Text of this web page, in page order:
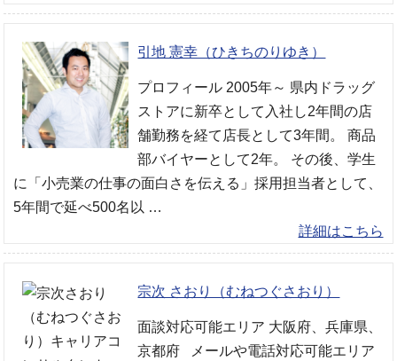
引地 憲幸（ひきちのりゆき）
プロフィール 2005年～ 県内ドラッグ
ストアに新卒として入社し2年間の店
舗勤務を経て店長として3年間。 商品
部バイヤーとして2年。 その後、学生
に「小売業の仕事の面白さを伝える」採用担当者として、
5年間で延べ500名以 …
詳細はこちら
宗次 さおり（むねつぐさおり）
面談対応可能エリア 大阪府、兵庫県、
京都府 メールや電話対応可能エリア